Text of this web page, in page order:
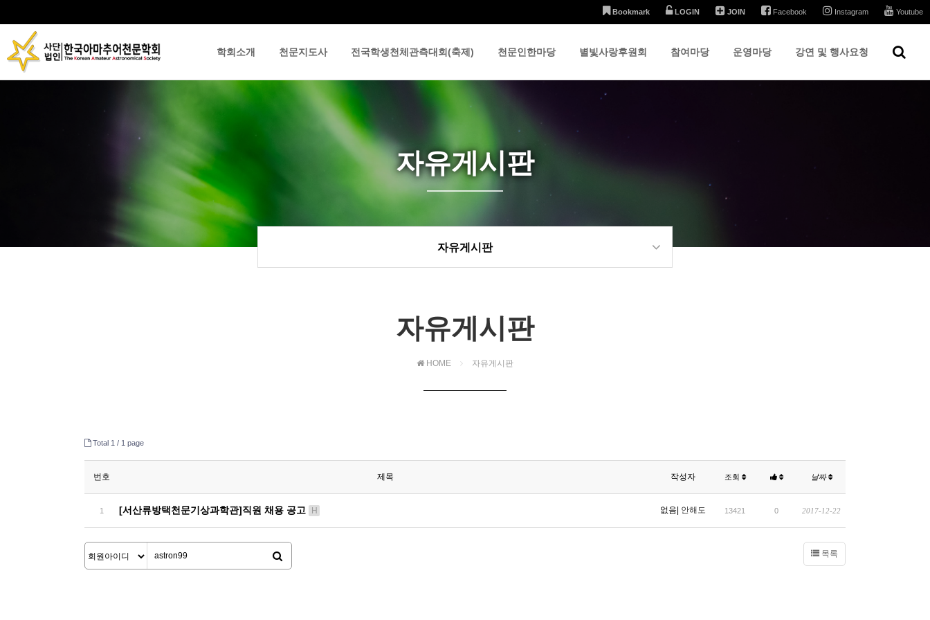
Bookmark LOGIN JOIN Facebook Instagram Youtube
학회소개 천문지도사 전국학생천체관측대회(축제) 천문인한마당 별빛사랑후원회 참여마당
하위분류
운영마당
하위분류
강연 및 행사요청
자유게시판
자유게시판
자유게시판
HOME 자유게시판
Total 1 / 1 page
번호 제목 작성자 조회 날짜
1 [서산류방택천문기상과학관]직원 채용 공고 H 없음| 안해도 13421 0 2017-12-22
목록